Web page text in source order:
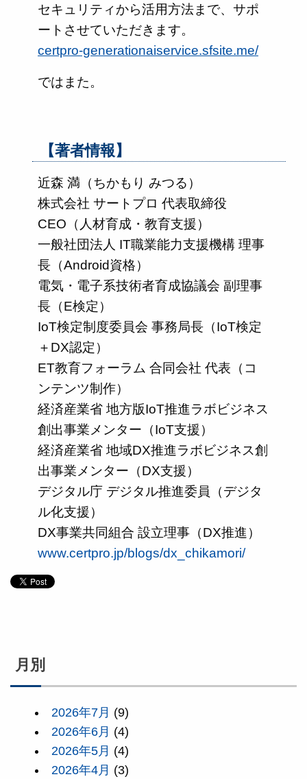
セキュリティから活用方法まで、サポ
ートさせていただきます。
certpro-generationaiservice.sfsite.me/
ではまた。
【著者情報】
近森 満（ちかもり みつる）
株式会社 サートプロ 代表取締役
CEO（人材育成・教育支援）
一般社団法人 IT職業能力支援機構 理事
長（Android資格）
電気・電子系技術者育成協議会 副理事
長（E検定）
IoT検定制度委員会 事務局長（IoT検定
＋DX認定）
ET教育フォーラム 合同会社 代表（コ
ンテンツ制作）
経済産業省 地方版IoT推進ラボビジネス
創出事業メンター（IoT支援）
経済産業省 地域DX推進ラボビジネス創
出事業メンター（DX支援）
デジタル庁 デジタル推進委員（デジタ
ル化支援）
DX事業共同組合 設立理事（DX推進）
www.certpro.jp/blogs/dx_chikamori/
月別
2026年7月 (9)
2026年6月 (4)
2026年5月 (4)
2026年4月 (3)